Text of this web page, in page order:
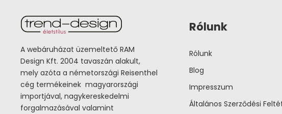
A webáruházat üzemeltető RAM
Design Kft. 2004 tavaszán alakult,
mely azóta a németországi Reisenthel
cég termékeinek magyarországi
importjával, nagykereskedelmi
forgalmazásával valamint
Rólunk
Rólunk
Blog
Impresszum
Általános Szerződési